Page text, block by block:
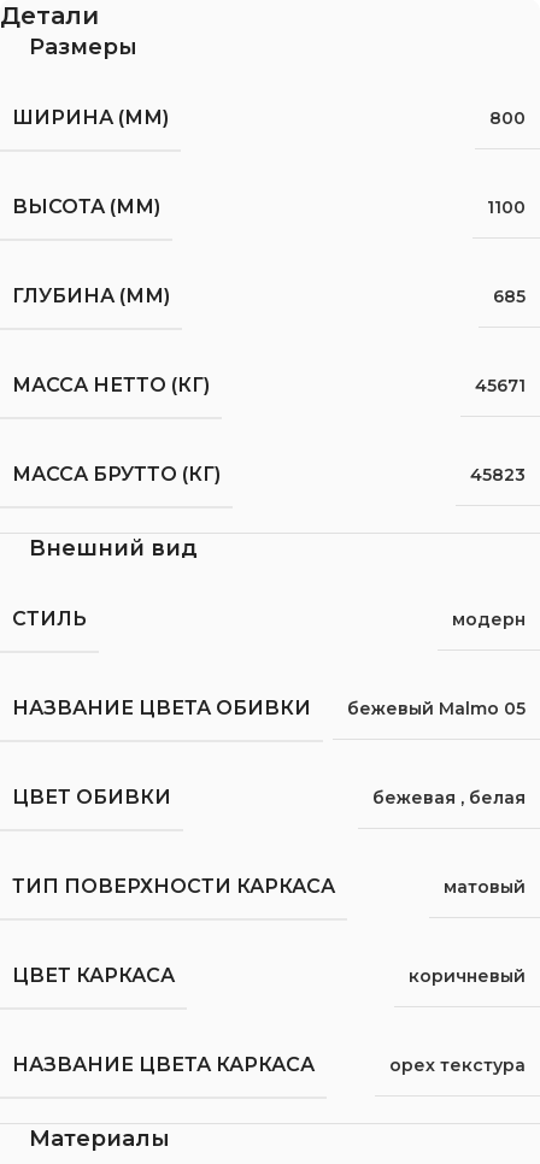
Детали
Размеры
ШИРИНА (ММ) 800
ВЫСОТА (ММ) 1100
ГЛУБИНА (ММ) 685
МАССА НЕТТО (КГ) 45671
МАССА БРУТТО (КГ) 45823
Внешний вид
СТИЛЬ модерн
НАЗВАНИЕ ЦВЕТА ОБИВКИ бежевый Malmo 05
ЦВЕТ ОБИВКИ бежевая , белая
ТИП ПОВЕРХНОСТИ КАРКАСА матовый
ЦВЕТ КАРКАСА коричневый
НАЗВАНИЕ ЦВЕТА КАРКАСА орех текстура
Материалы